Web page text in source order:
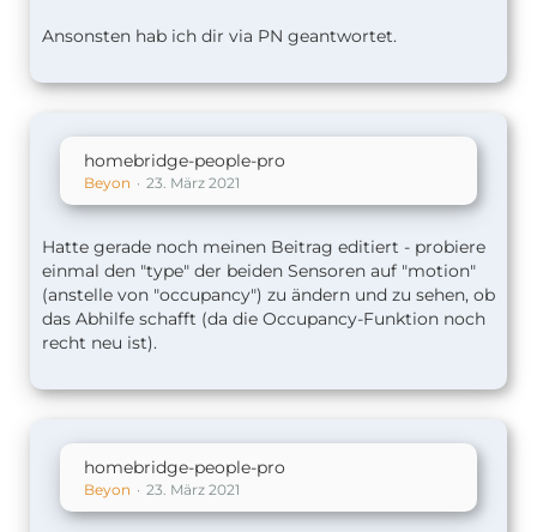
Ansonsten hab ich dir via PN geantwortet.
homebridge-people-pro
Beyon 23. März 2021
Hatte gerade noch meinen Beitrag editiert - probiere
einmal den "type" der beiden Sensoren auf "motion"
(anstelle von "occupancy") zu ändern und zu sehen, ob
das Abhilfe schafft (da die Occupancy-Funktion noch
recht neu ist).
homebridge-people-pro
Beyon 23. März 2021